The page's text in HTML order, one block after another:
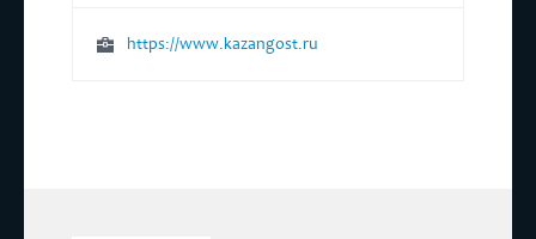
https://www.kazangost.ru